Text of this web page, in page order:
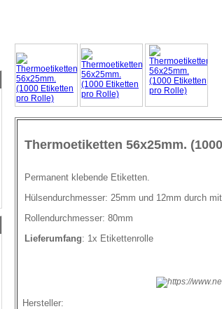
Thermoetiketten 56x25mm.
Permanent klebende Etiketten.
Hülsendurchmesser: 25mm und 12mm durch
Rollendurchmesser: 80mm
Lieferumfang: 1x Etikettenrolle
Hersteller: